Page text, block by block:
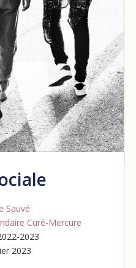
Sauvé
Curé-Mercure
2023
2023